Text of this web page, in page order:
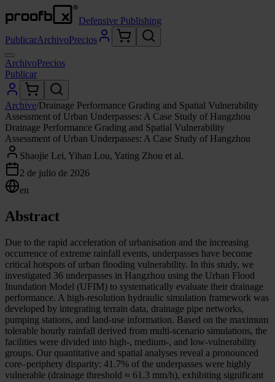
Defensive Publishing
PublicarArchivoPrecios
ArchivoPrecios
Publicar
Archive/Drainage Performance Grading and Spatial Vulnerability
Assessment of Urban Underpasses: A Case Study of Hangzhou
Drainage Performance Grading and Spatial Vulnerability
Assessment of Urban Underpasses: A Case Study of Hangzhou
Shaojie Lei, Yihan Lou, Yating Zhou et al.
2 de julio de 2026
en
Abstract
Due to the rapid acceleration of urbanisation and the increasing
occurrence of extreme rainfall events, underpasses have become
critical hotspots of urban flooding vulnerability. In this study, we
investigated 36 underpasses in Hangzhou using the Urban Flood
Inundation Model (UFIM) to systematically evaluate their drainage
performance. A high-resolution hydraulic simulation framework was
developed by integrating terrain data, drainage pipe networks,
pumping stations, and land-use information. Based on the maximum
tolerable hourly rainfall derived from multi-scenario simulations, the
facilities were divided into high-, medium-, and low-vulnerability
groups. Our quantitative and spatial analyses reveal a pronounced
core–periphery disparity: 41.7% of the underpasses were highly
vulnerable (drainage threshold ≈ 61.3 mm/h), exhibiting significant